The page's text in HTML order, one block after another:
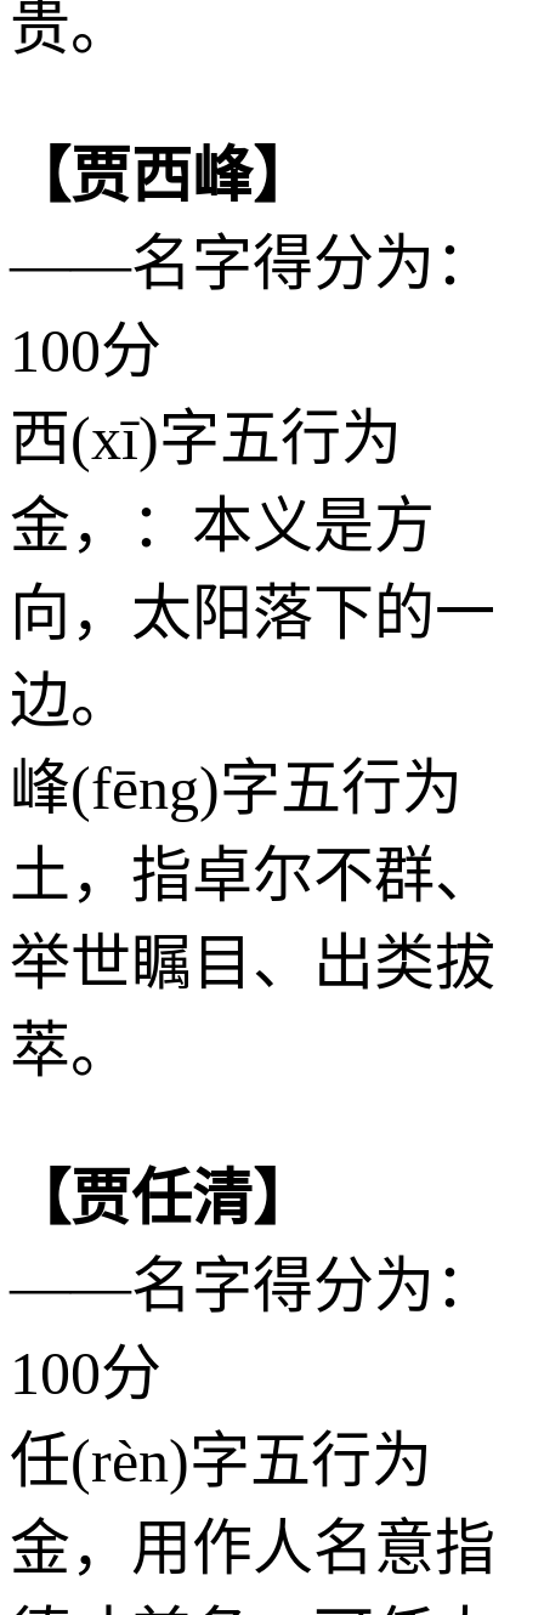
贵。
【贾西峰】
——名字得分为：
100分
西(xī)字五行为
金，：本义是方
向，太阳落下的一
边。
峰(fēng)字五行为
土，指卓尔不群、
举世瞩目、出类拔
萃。
【贾任清】
——名字得分为：
100分
任(rèn)字五行为
金，用作人名意指